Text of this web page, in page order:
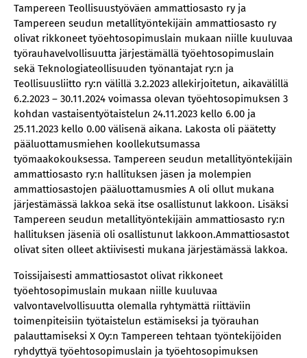
Tampereen Teollisuustyöväen ammattiosasto ry ja
Tampereen seudun metallityöntekijäin ammattiosasto ry
olivat rikkoneet työehtosopimuslain mukaan niille kuuluvaa
työrauhavelvollisuutta järjestämällä työehtosopimuslain
sekä Teknologiateollisuuden työnantajat ry:n ja
Teollisuusliitto ry:n välillä 3.2.2023 allekirjoitetun, aikavälillä
6.2.2023 – 30.11.2024 voimassa olevan työehtosopimuksen 3
kohdan vastaisentyötaistelun 24.11.2023 kello 6.00 ja
25.11.2023 kello 0.00 välisenä aikana. Lakosta oli päätetty
pääluottamusmiehen koollekutsumassa
työmaakokouksessa. Tampereen seudun metallityöntekijäin
ammattiosasto ry:n hallituksen jäsen ja molempien
ammattiosastojen pääluottamusmies A oli ollut mukana
järjestämässä lakkoa sekä itse osallistunut lakkoon. Lisäksi
Tampereen seudun metallityöntekijäin ammattiosasto ry:n
hallituksen jäseniä oli osallistunut lakkoon.Ammattiosastot
olivat siten olleet aktiivisesti mukana järjestämässä lakkoa.
Toissijaisesti ammattiosastot olivat rikkoneet
työehtosopimuslain mukaan niille kuuluvaa
valvontavelvollisuutta olemalla ryhtymättä riittäviin
toimenpiteisiin työtaistelun estämiseksi ja työrauhan
palauttamiseksi X Oy:n Tampereen tehtaan työntekijöiden
ryhdyttyä työehtosopimuslain ja työehtosopimuksen